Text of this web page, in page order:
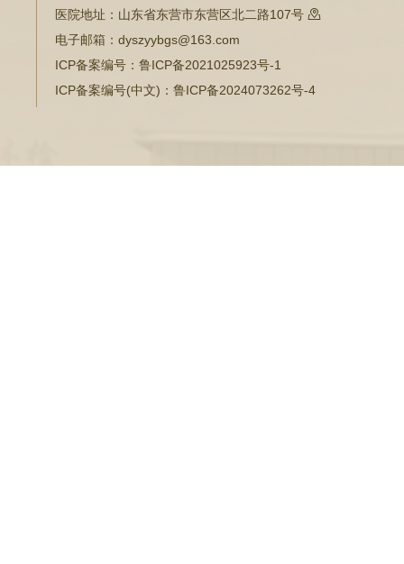
医院地址： 山东省东营市东营区北二路107号 
电子邮箱： dyszyybgs@163.com
ICP备案编号： 鲁ICP备2021025923号-1
ICP备案编号(中文)： 鲁ICP备2024073262号-4